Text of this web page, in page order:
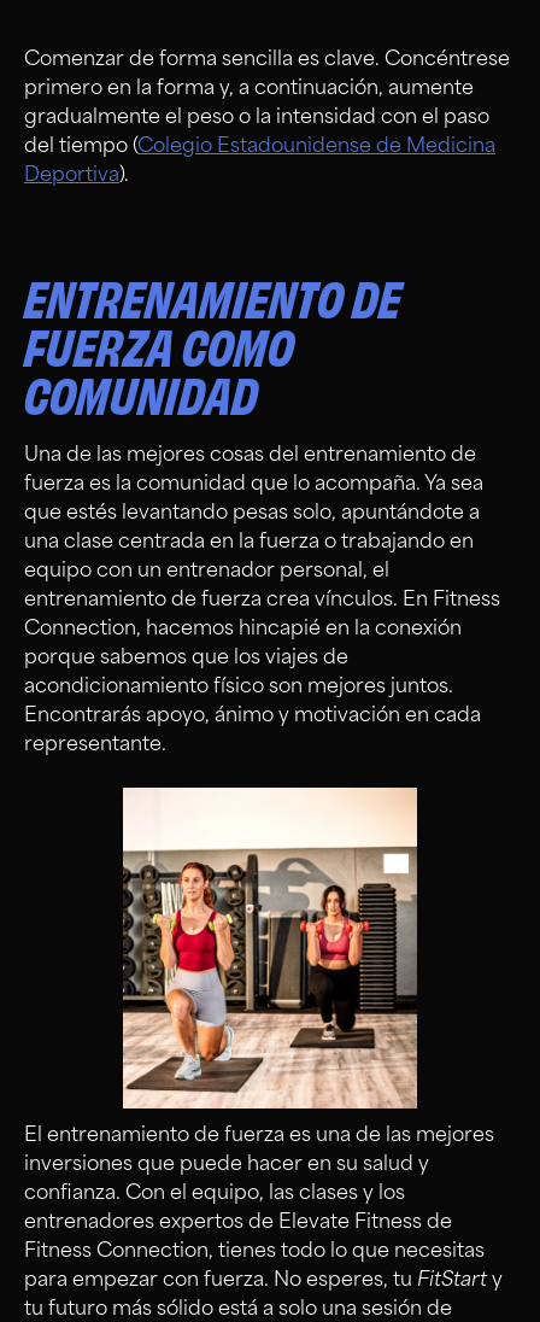
Comenzar de forma sencilla es clave. Concéntrese
primero en la forma y, a continuación, aumente
gradualmente el peso o la intensidad con el paso
del tiempo (Colegio Estadounidense de Medicina
Deportiva).
ENTRENAMIENTO DE
FUERZA COMO
COMUNIDAD
Una de las mejores cosas del entrenamiento de
fuerza es la comunidad que lo acompaña. Ya sea
que estés levantando pesas solo, apuntándote a
una clase centrada en la fuerza o trabajando en
equipo con un entrenador personal, el
entrenamiento de fuerza crea vínculos. En Fitness
Connection, hacemos hincapié en la conexión
porque sabemos que los viajes de
acondicionamiento físico son mejores juntos.
Encontrarás apoyo, ánimo y motivación en cada
representante.
El entrenamiento de fuerza es una de las mejores
inversiones que puede hacer en su salud y
confianza. Con el equipo, las clases y los
entrenadores expertos de Elevate Fitness de
Fitness Connection, tienes todo lo que necesitas
para empezar con fuerza. No esperes, tu FitStarty
tu futuro más sólido está a solo una sesión de